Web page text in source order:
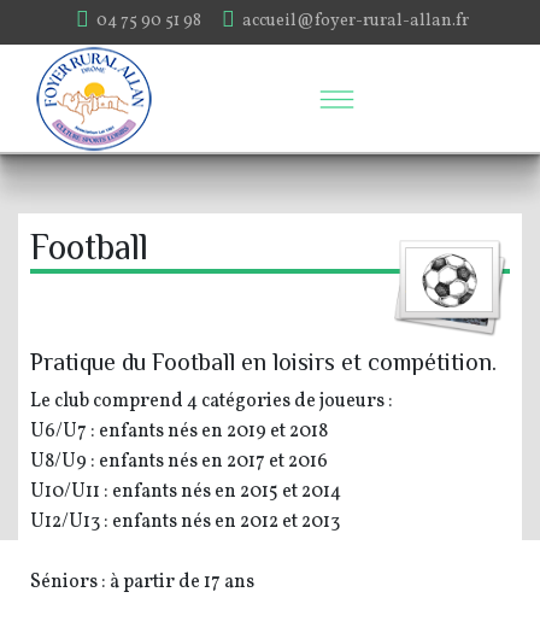
04 75 90 51 98 accueil@foyer-rural-allan.fr
Football
Pratique du Football en loisirs et compétition.
Le club comprend 4 catégories de joueurs :
U6/U7 : enfants nés en 2019 et 2018
U8/U9 : enfants nés en 2017 et 2016
U10/U11 : enfants nés en 2015 et 2014
U12/U13 : enfants nés en 2012 et 2013
Séniors : à partir de 17 ans